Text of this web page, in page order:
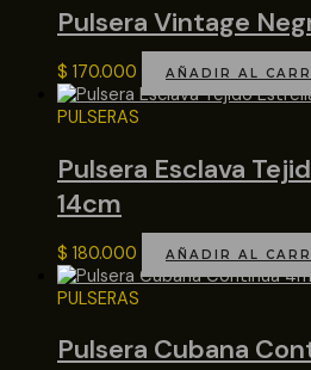
Pulsera Vintage
$ 170.000 AÑADIR AL
PULSERAS
Pulsera Esclava
14cm
$ 180.000 AÑADIR AL
PULSERAS
Pulsera Cubana